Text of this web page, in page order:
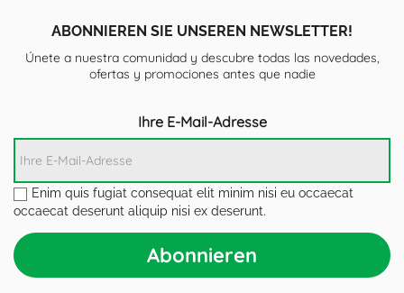
ABONNIEREN SIE UNSEREN NEWSLETTER!
Únete a nuestra comunidad y descubre todas las novedades,
ofertas y promociones antes que nadie
Ihre E-Mail-Adresse
Enim quis fugiat consequat elit minim nisi eu occaecat
occaecat deserunt aliquip nisi ex deserunt.